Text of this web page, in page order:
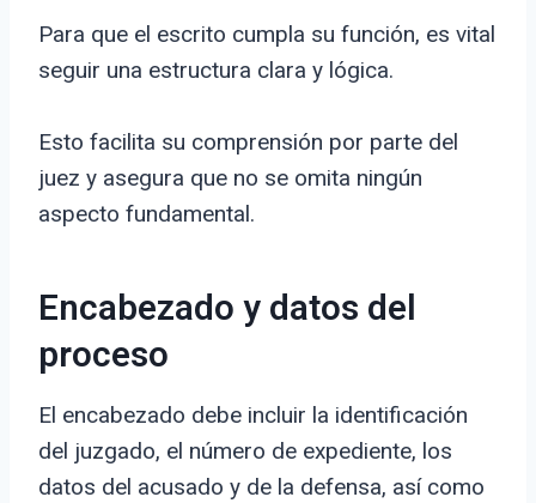
Para que el escrito cumpla su función, es vital
seguir una estructura clara y lógica.
Esto facilita su comprensión por parte del
juez y asegura que no se omita ningún
aspecto fundamental.
Encabezado y datos del
proceso
El encabezado debe incluir la identificación
del juzgado, el número de expediente, los
datos del acusado y de la defensa, así como